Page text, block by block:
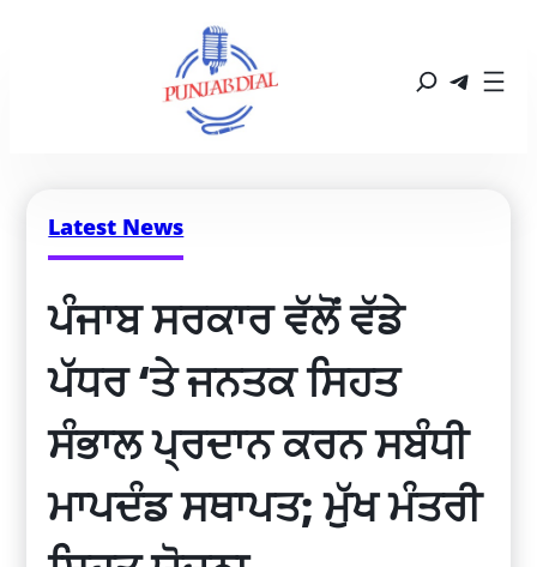
Latest News
ਪੰਜਾਬ ਸਰਕਾਰ ਵੱਲੋਂ ਵੱਡੇ
ਪੱਧਰ ‘ਤੇ ਜਨਤਕ ਸਿਹਤ
ਸੰਭਾਲ ਪ੍ਰਦਾਨ ਕਰਨ ਸਬੰਧੀ
ਮਾਪਦੰਡ ਸਥਾਪਤ; ਮੁੱਖ ਮੰਤਰੀ